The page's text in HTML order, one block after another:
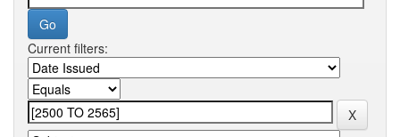
Current filters: